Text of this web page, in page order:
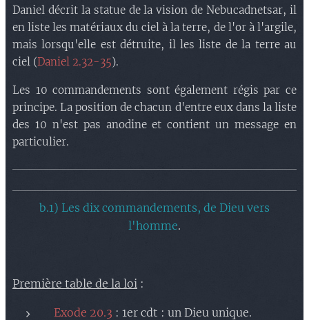
Daniel décrit la statue de la vision de Nebucadnetsar, il
en liste les matériaux du ciel à la terre, de l'or à l'argile,
mais lorsqu'elle est détruite, il les liste de la terre au
ciel (Daniel 2.32-35).
Les 10 commandements sont également régis par ce
principe. La position de chacun d'entre eux dans la liste
des 10 n'est pas anodine et contient un message en
particulier.
b.1) Les dix commandements, de Dieu vers
l'homme.
Première table de la loi :
Exode 20.3 : 1er cdt : un Dieu unique.